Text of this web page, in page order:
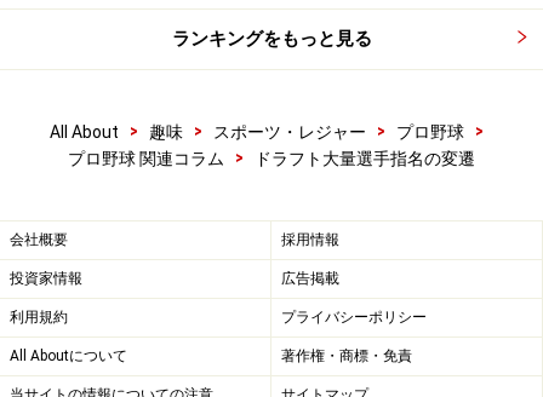
ランキングをもっと見る
All About > 趣味 > スポーツ・レジャー > プロ野球
>
プロ野球 関連コラム
> ドラフト大量選手指名の変遷
会社概要 採用情報
投資家情報 広告掲載
利用規約 プライバシーポリシー
All Aboutについて 著作権・商標・免責